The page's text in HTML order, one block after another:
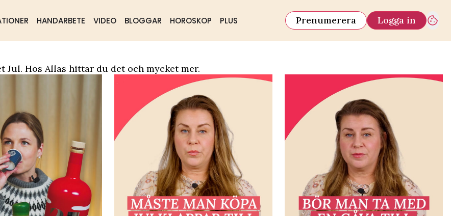
HANDARBETE VIDEO BLOGGAR HOROSKOP PLUS Prenumerera Logga in
Jul. Hos Allas hittar du det och mycket mer.